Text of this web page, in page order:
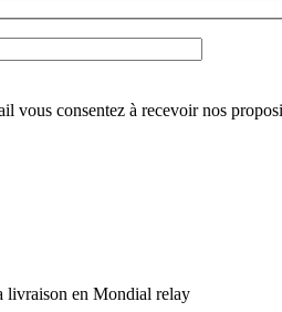
produit
vous consentez à recevoir nos
livraison en Mondial relay